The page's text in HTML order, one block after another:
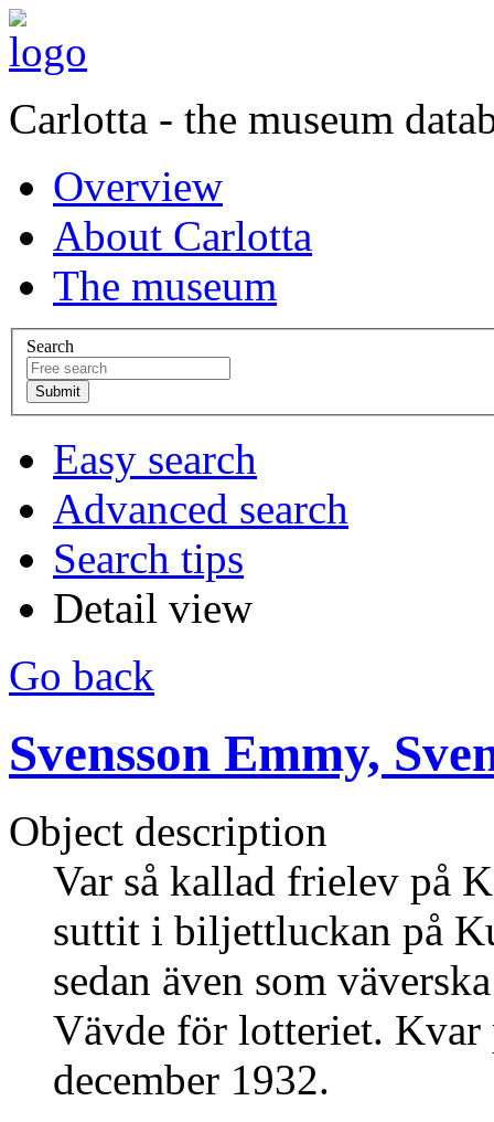
Carlotta - the museum
Overview
About Carlotta
The museum
Search
Easy search
Advanced search
Search tips
Detail view
Go back
Svensson Emmy,
Object description
Var så kallad frielev på
suttit i biljettluckan på
sedan även som
Vävde för lotteriet.
december 1932.